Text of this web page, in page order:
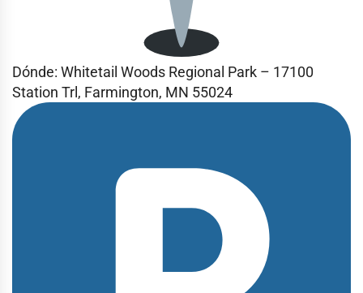
Dónde: Whitetail Woods Regional Park – 17100
Station Trl, Farmington, MN 55024